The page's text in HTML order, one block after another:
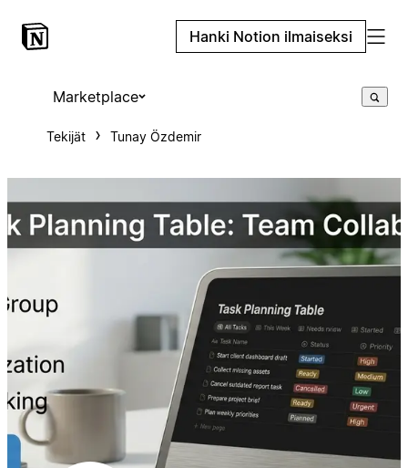
Hanki Notion ilmaiseksi
Marketplace
Tekijät Tunay Özdemir